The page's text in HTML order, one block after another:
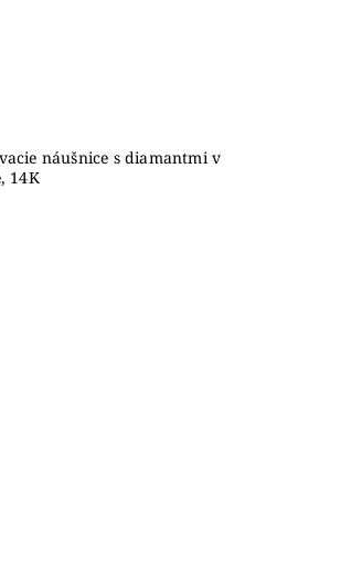
náušnice s diamantmi v
14K